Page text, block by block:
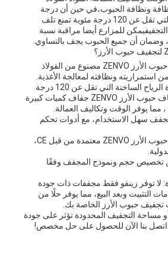
ونظافة الحبوب،في حين أن درجة
حرارة الرياح الساخنة التي تقل عن 120 درجة مئوية تمنع تلف
للمزارع أيضا مراقبة نسبة
وضمان أن جميع الحبوب يجف بالتساوي.
1الجودة العالية: جفاف حبوب الأرز ZENVO مصنوع من الفولاذ
استمراريته ونظافته لمعالجة الأغذية.
2كفاءة: مع درجة حرارة الرياح الساخنة التي تقل عن 120 درجة
مئوية ، يمكن لجهاز جفاف حبوب الأرز ZENVO جفاف كميات كبيرة
يوفر الوقت وتكاليف العمالة.
سهل الاستخدام، مع أدوات تحكم
4آمنة وموثوقة: جفاف حبوب الأرز ZENVO معتمدة من قبل CE،
تخصيص حجم ونموذج المجفف وفقًا
توفر زينفو فقط مجففات ذات جودة
التثبيت وبعد البيع، مما يوفر حلًا من
تجفيف حبوب الأرز الخاصة بك.
مساحة التجفيف المحدودة تؤثر على جودة
بنا الآن للحصول على حل مخصص!